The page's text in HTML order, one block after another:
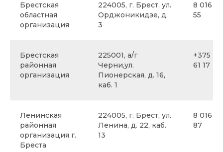
Брестская
областная
организация
224005, г. Брест, ул.
Орджоникидзе, д.
3
8 016
55
Брестская
районная
организация
225001, а/г
Черни,ул.
Пионерская, д. 16,
каб. 1
+375
61 17
Ленинская
районная
организация г.
Бреста
224005, г. Брест, ул.
Ленина, д. 22, каб.
13
8 016
87